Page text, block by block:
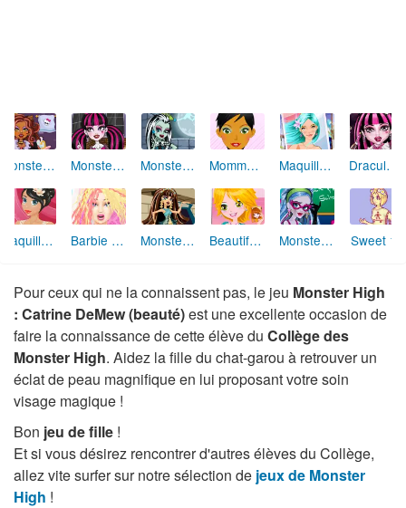
Monster High : Clawdeen Wolf (maquillage) Monster High : Draculaura (maquillage) Monster High : Frankie Stein (maquillage) Mommy MakeOver Maquillage d'ado Draculaura (Monster High) Coiffure tendance
Maquille la mariée Barbie Coiffure tendance Monster High : Cleo de Nile (habillage) Beautiful Photo MakeUp Monster High : Ghoulia Yelps (maquillage) Sweet 16
Pour ceux qui ne la connaissent pas, le jeu Monster High
: Catrine DeMew (beauté)est une excellente occasion de
faire la connaissance de cette élève du Collège des
Monster High. Aidez la fille du chat-garou à retrouver un
éclat de peau magnifique en lui proposant votre soin
visage magique !
Bon jeu de fille !
Et si vous désirez rencontrer d'autres élèves du Collège,
allez vite surfer sur notre sélection de jeux de Monster
High !